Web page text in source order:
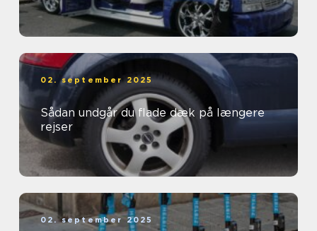
02. september 2025
Sådan undgår du flade dæk på længere
rejser
02. september 2025